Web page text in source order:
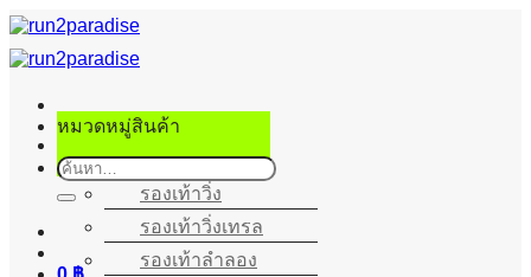
ข้าม
ไป
เนื้อหา
ค้นหา:
หมวดหมู่สินค้า
รองเท้าวิ่ง
รองเท้าวิ่งเทรล
รองเท้าลำลอง